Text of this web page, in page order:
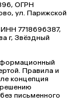
ОГРН
ул. Парижской
7718696387,
г, Звёздный
Правила и
концепция
решению
письменного